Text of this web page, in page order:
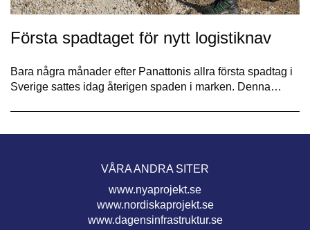
Första spadtaget för nytt logistiknav
Bara några månader efter Panattonis allra första spadtag i
Sverige sattes idag återigen spaden i marken. Denna…
VÅRA ANDRA SITER
www.nyaprojekt.se
www.nordiskaprojekt.se
www.dagensinfrastruktur.se